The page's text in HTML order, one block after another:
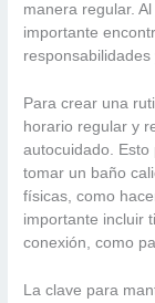
manera regular.
importante
Para crear una
horario regular y
autocuidado.
tomar un baño
físicas, como
importante incluir
conexión, como
La clave para